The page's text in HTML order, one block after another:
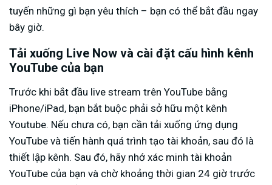
tuyến những gì bạn yêu thích – bạn có thể bắt đầu ngay
bây giờ.
Tải xuống Live Now và cài đặt cấu hình kênh
YouTube của bạn
Trước khi bắt đầu live stream trên YouTube bằng
iPhone/iPad, bạn bắt buộc phải sở hữu một kênh
Youtube. Nếu chưa có, bạn cần tải xuống ứng dụng
YouTube và tiến hành quá trình tạo tài khoản, sau đó là
thiết lập kênh. Sau đó, hãy nhớ xác minh tài khoản
YouTube của bạn và chờ khoảng thời gian 24 giờ trước